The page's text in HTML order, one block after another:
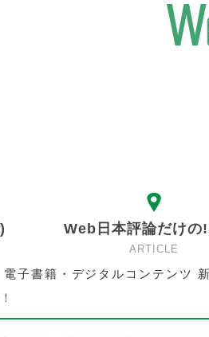
Web日本評論だけの
ARTICLE
電子書籍・デジタルコンテンツ